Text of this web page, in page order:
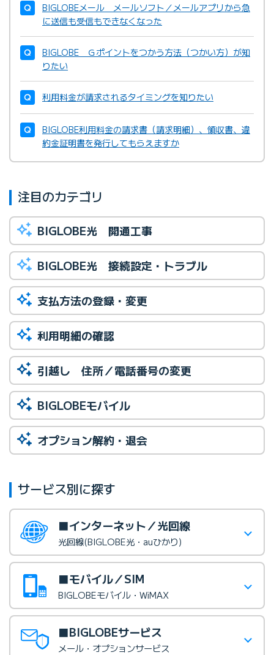
BIGLOBEメール メールソフト／メールアプリから急
に送信も受信もできなくなった
BIGLOBE Ｇポイントをつかう方法（つかい方）が知
りたい
利用料金が請求されるタイミングを知りたい
BIGLOBE利用料金の請求書（請求明細）、領収書、違
約金証明書を発行してもらえますか
注目のカテゴリ
BIGLOBE光 開通工事
BIGLOBE光 接続設定・トラブル
支払方法の登録・変更
利用明細の確認
引越し 住所／電話番号の変更
BIGLOBEモバイル
オプション解約・退会
サービス別に探す
■インターネット／光回線
光回線(BIGLOBE光・auひかり)
■モバイル／SIM
BIGLOBEモバイル・WiMAX
■BIGLOBEサービス
メール・オプションサービス